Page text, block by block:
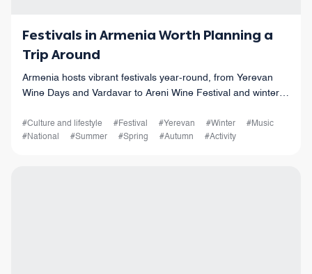
Festivals in Armenia Worth Planning a
Trip Around
Armenia hosts vibrant festivals year-round, from Yerevan
Wine Days and Vardavar to Areni Wine Festival and winter
#Culture and lifestyle #Festival #Yerevan #Winter
#Music
#National
#Summer #Spring #Autumn #Activity